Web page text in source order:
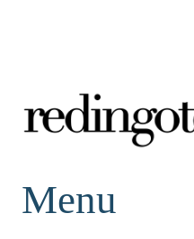
redingote.
Menu